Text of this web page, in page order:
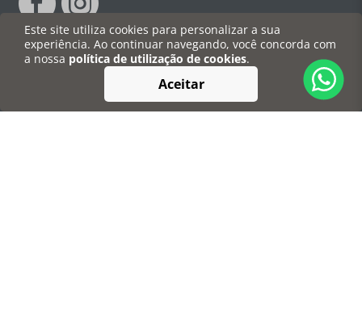
Este site utiliza cookies para personalizar a sua
experiência. Ao continuar navegando, você concorda com
a nossa política de utilização de cookies.
Aceitar